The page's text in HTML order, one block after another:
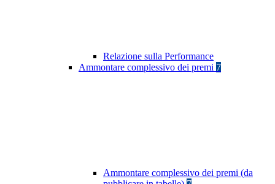
Relazione sulla Performance
Ammontare complessivo dei premi 7
Ammontare complessivo dei premi (da